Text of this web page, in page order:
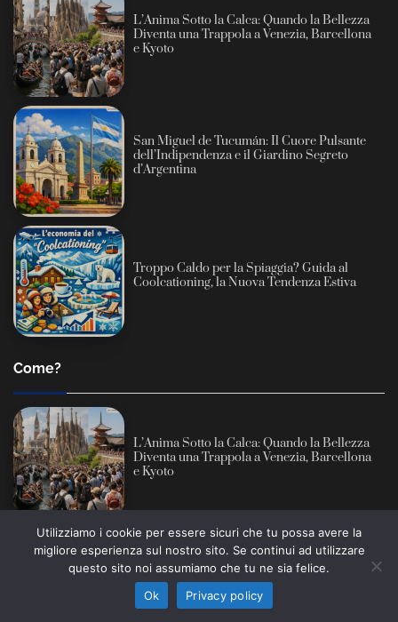
L’Anima Sotto la Calca: Quando la Bellezza
Diventa una Trappola a Venezia, Barcellona
e Kyoto
San Miguel de Tucumán: Il Cuore Pulsante
dell’Indipendenza e il Giardino Segreto
d’Argentina
Troppo Caldo per la Spiaggia? Guida al
Coolcationing, la Nuova Tendenza Estiva
Come?
L’Anima Sotto la Calca: Quando la Bellezza
Diventa una Trappola a Venezia, Barcellona
e Kyoto
San Miguel de Tucumán: Il Cuore Pulsante
dell’Indipendenza e il Giardino Segreto
d’Argentina
Informativa sull’intelligenza artificiale: alcuni contenuti
di questo sito sono prodotti con l’ausilio di sistemi
automatici e revisionati prima della pubblicazione (AI
Act, Regolamento UE 2024/1689).
Utilizziamo i cookie per essere sicuri che tu possa avere la
migliore esperienza sul nostro sito. Se continui ad utilizzare
questo sito noi assumiamo che tu ne sia felice.
Ok
Privacy policy